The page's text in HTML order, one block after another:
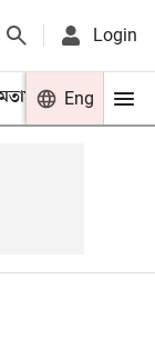
Login
খেলা
Eng